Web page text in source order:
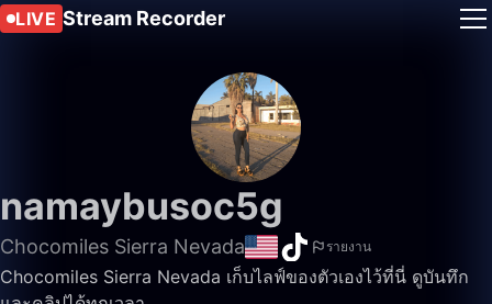
LIVE Stream Recorder
namaybusoc5g
Chocomiles Sierra Nevada รายงาน
Chocomiles Sierra Nevada เก็บไลฟ์ของตัวเองไว้ที่นี่ ดูบันทึก